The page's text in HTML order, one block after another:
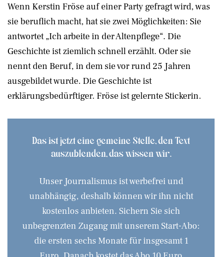
Wenn Kerstin Fröse auf einer Party gefragt wird, was
sie beruflich macht, hat sie zwei Möglichkeiten: Sie
antwortet „Ich arbeite in der Altenpflege“. Die
Geschichte ist ziemlich schnell erzählt. Oder sie
nennt den Beruf, in dem sie vor rund 25 Jahren
ausgebildet wurde. Die Geschichte ist
erklärungsbedürftiger. Fröse ist gelernte Stickerin.
Das ist jetzt eine gemeine Stelle, den Text
auszublenden, das wissen wir.
Unser Journalismus ist werbefrei und
unabhängig, deshalb können wir ihn nicht
kostenlos anbieten. Sichern Sie sich
unbegrenzten Zugang mit unserem Start-Abo:
die ersten sechs Monate für insgesamt 1